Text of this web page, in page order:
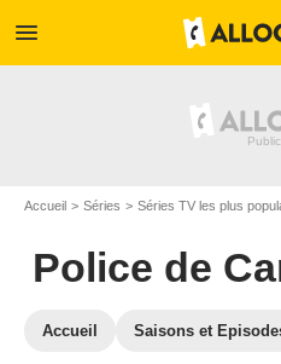
menu
Accueil Séries Séries TV les plus
Police de
Accueil Saisons et